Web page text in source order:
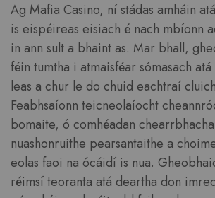
Ag Mafia Casino, ní stádas amháin
is eispéireas eisiach é nach mbíonn
in ann sult a bhaint as. Mar bhall,
féin tumtha i atmaisféar sómasach
leas a chur le do chuid eachtraí
Feabhsaíonn teicneolaíocht
bomaite, ó comhéadan
nuashonruithe pearsantaithe a
eolas faoi na ócáidí is nua.
réimsí teoranta atá deartha don